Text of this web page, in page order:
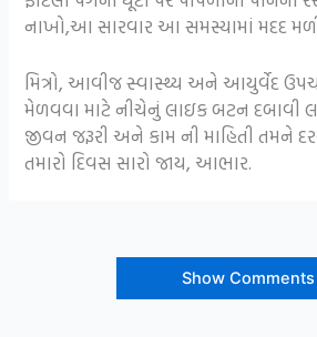
નાખો,આ સારવાર આ સમસ્યામાં મદદ
મિત્રો, આવીજ સ્વાસ્થ્ય અને આયુર્વેદ
મેળવવા માટે નીચેનું લાઇક બટન દબાવી
જીવન જરૂરી અને કામ ની માહિતી તમને
તમારો દિવસ સારો જાય, આભાર.
Show Comments